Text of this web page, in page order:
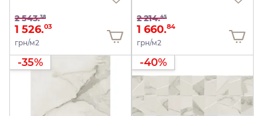
2 543.38
1 526.03
грн/м2
2 214.45
1 660.84
грн/м2
-35% -40%